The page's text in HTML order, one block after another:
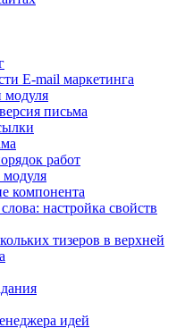
E-mail маркетинга
модуля
письма
работ
модуля
компонента
настройка свойств
тизеров в верхней
идей